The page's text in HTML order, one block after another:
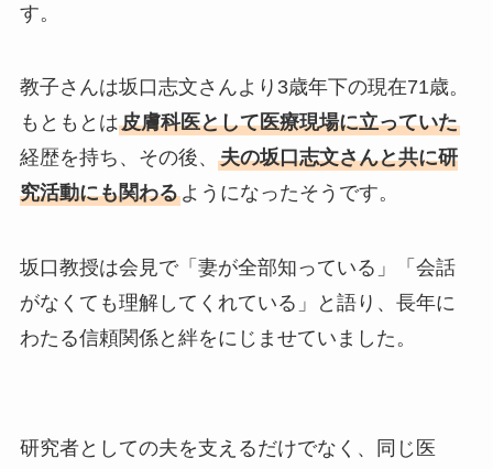
す。
教子さんは坂口志文さんより3歳年下の現在71歳。
もともとは皮膚科医として医療現場に立っていた
経歴を持ち、その後、 夫の坂口志文さんと共に研
究活動にも関わるようになったそうです。
坂口教授は会見で「妻が全部知っている」「会話
がなくても理解してくれている」と語り、長年に
わたる信頼関係と絆をにじませていました。
研究者としての夫を支えるだけでなく、同じ医